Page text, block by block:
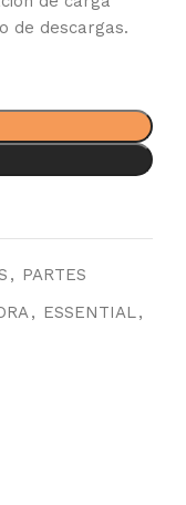
de descargas.
, PARTES
, ESSENTIAL,